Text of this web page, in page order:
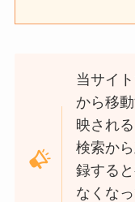
当サイ
から移
映され
検索か
録する
なくな